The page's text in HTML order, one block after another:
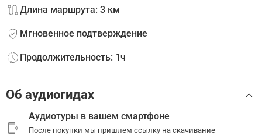
Длина маршрута: 3 км
Мгновенное подтверждение
Продолжительность: 1ч
Об аудиогидах
Аудиотуры в вашем смартфоне
После покупки мы пришлем ссылку на скачивание